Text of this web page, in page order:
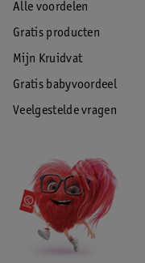
Alle voordelen
Gratis producten
Mijn Kruidvat
Gratis babyvoordeel
Veelgestelde vragen